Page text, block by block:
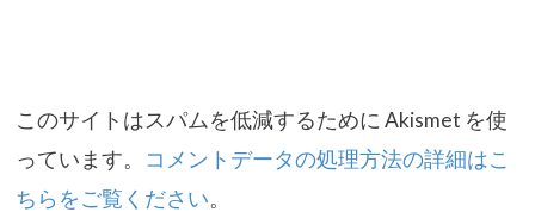
このサイトはスパムを低減するために Akismet を使
っています。 コメントデータの処理方法の詳細はこ
ちらをご覧ください。